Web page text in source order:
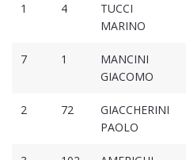
1 4
TUCCI
MARINO
7 1
MANCINI
GIACOMO
2 72
GIACCHERINI
PAOLO